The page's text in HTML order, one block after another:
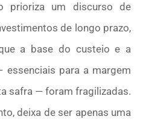
prioriza um discurso de
de longo prazo,
a base do custeio e a
para a margem
safra — foram fragilizadas.
deixa de ser apenas uma